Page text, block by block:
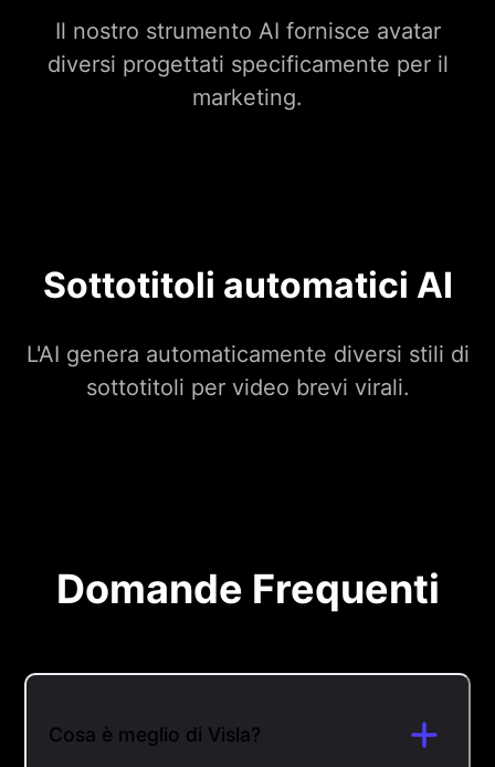
Il nostro strumento AI fornisce avatar
diversi progettati specificamente per il
marketing.
Sottotitoli automatici AI
L'AI genera automaticamente diversi stili di
sottotitoli per video brevi virali.
Domande Frequenti
Cosa è meglio di Visla?